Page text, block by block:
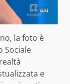
la foto è
Sociale
e